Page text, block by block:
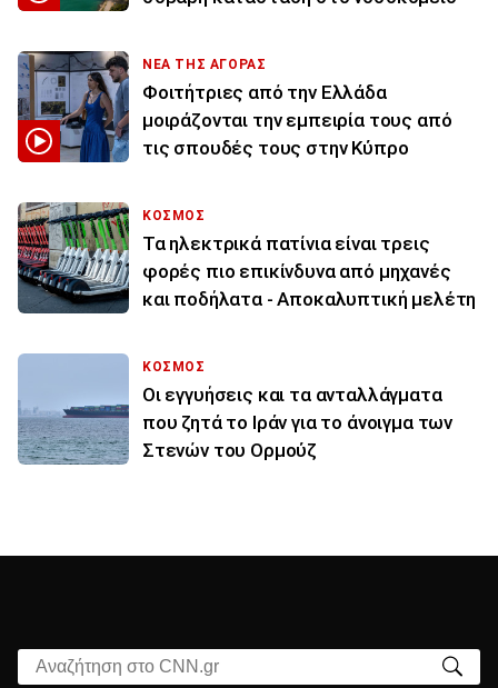
ΝΕΑ ΤΗΣ ΑΓΟΡΑΣ
Φοιτήτριες από την Ελλάδα
μοιράζονται την εμπειρία τους από
τις σπουδές τους στην Κύπρο
ΚΟΣΜΟΣ
Τα ηλεκτρικά πατίνια είναι τρεις
φορές πιο επικίνδυνα από μηχανές
και ποδήλατα - Αποκαλυπτική μελέτη
ΚΟΣΜΟΣ
Οι εγγυήσεις και τα ανταλλάγματα
που ζητά το Ιράν για το άνοιγμα των
Στενών του Ορμούζ
Αναζήτηση στο CNN.gr